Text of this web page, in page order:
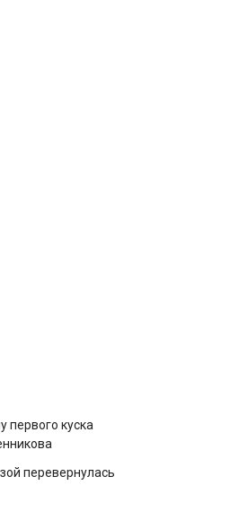
первого куска
перевернулась